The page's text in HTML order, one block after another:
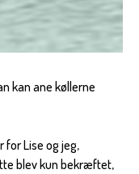
kan ane køllerne
for Lise og jeg,
blev kun bekræftet,